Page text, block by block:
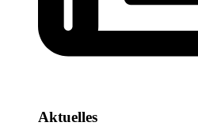
Aktuelles